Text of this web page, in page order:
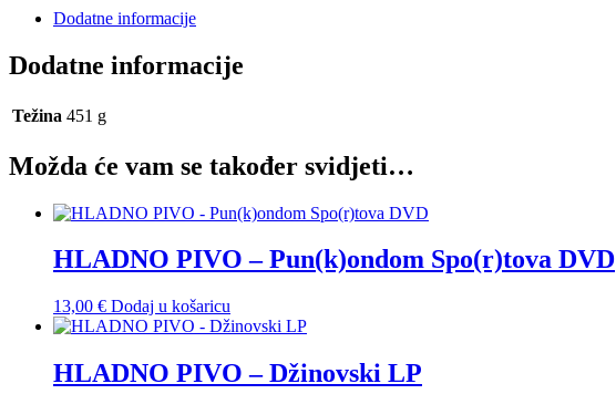
Dodatne informacije
Dodatne informacije
Težina 451 g
Možda će vam se također svidjeti…
HLADNO PIVO – Pun(k)ondom Spo(r)tova DVD
13,00 € Dodaj u košaricu
HLADNO PIVO – Džinovski LP